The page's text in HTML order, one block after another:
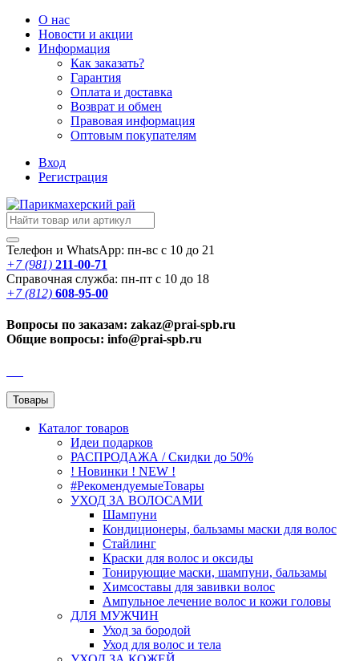
О нас
Новости и акции
Информация
Как заказать?
Гарантия
Оплата и доставка
Возврат и обмен
Правовая информация
Оптовым покупателям
Вход
Регистрация
Телефон и WhatsApp: пн-вс с 10 до 21
+7 (981) 211-00-71
Справочная служба: пн-пт с 10 до 18
+7 (812) 608-95-00
Вопросы по заказам: zakaz@prai-spb.ru
Общие вопросы: info@prai-spb.ru
Товары
Каталог товаров
Идеи подарков
РАСПРОДАЖА / Скидки до 50%
! Новинки ! NEW !
#РекомендуемыеТовары
УХОД ЗА ВОЛОСАМИ
Шампуни
Кондиционеры, бальзамы маски для волос
Стайлинг
Краски для волос и оксиды
Тонирующие маски, шампуни, бальзамы
Химсоставы для завивки волос
Ампульное лечение волос и кожи головы
ДЛЯ МУЖЧИН
Уход за бородой
Уход для волос и тела